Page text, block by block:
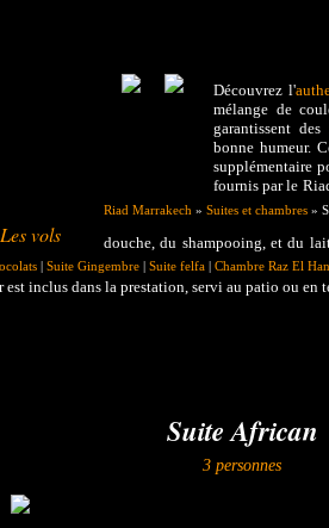
Les vols
Riad Marrakech » Suites et chambres »
| Suite Gingembre | Suite felfa | Chambre Raz El
Découvrez l'
mélange de
garantissent des
bonne humeur.
supplémentaire
fournis par le
douche, du shampooing, et du
inclus dans la prestation, servi au patio ou en
Suite African
3 personnes